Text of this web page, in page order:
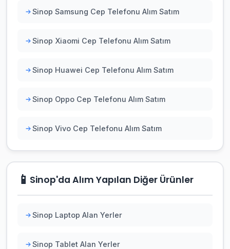
Sinop Samsung Cep Telefonu Alım Satım
Sinop Xiaomi Cep Telefonu Alım Satım
Sinop Huawei Cep Telefonu Alım Satım
Sinop Oppo Cep Telefonu Alım Satım
Sinop Vivo Cep Telefonu Alım Satım
📱 Sinop'da Alım Yapılan Diğer Ürünler
Sinop Laptop Alan Yerler
Sinop Tablet Alan Yerler